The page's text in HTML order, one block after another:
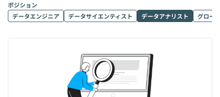
ポジション
データエンジニア
データサイエンティスト データアナリスト グロー